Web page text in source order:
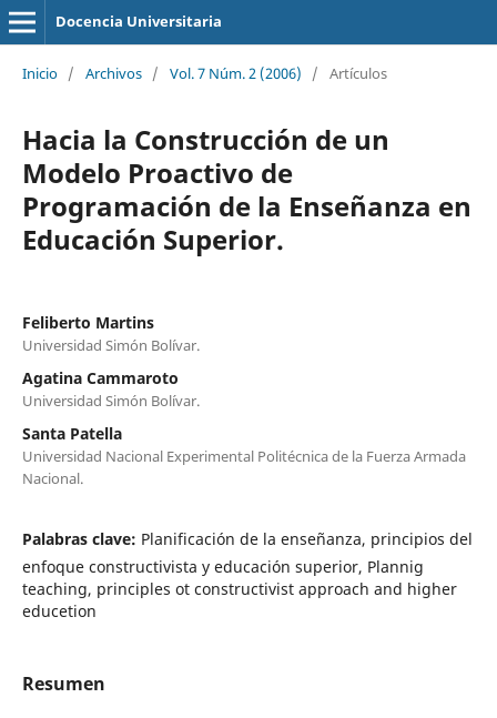
Docencia Universitaria
Inicio / Archivos / Vol. 7 Núm. 2 (2006) / Artículos
Hacia la Construcción de un
Modelo Proactivo de
Programación de la Enseñanza en
Educación Superior.
Feliberto Martins
Universidad Simón Bolívar.
Agatina Cammaroto
Universidad Simón Bolívar.
Santa Patella
Universidad Nacional Experimental Politécnica de la Fuerza Armada
Nacional.
Palabras clave: Planificación de la enseñanza, principios del
enfoque constructivista y educación superior, Plannig
teaching, principles ot constructivist approach and higher
educetion
Resumen